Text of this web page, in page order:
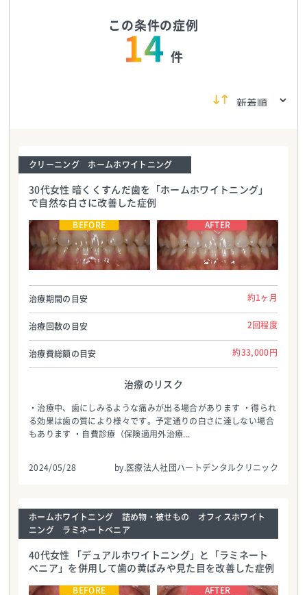
この条件の症例
14 件
クリーニング ホームホワイトニング
30代女性 暗くくすんだ歯を「ホームホワイトニング」
で自然な白さに改善した症例
医療法人社団ハートデンタルクリニック
TEL:0986587700
医療法人社団ハートデンタルクリニック
TEL:0986587700
治療期間の目安 約1ヶ月
治療回数の目安 2回程度
治療費総額の目安 約33,000円
治療のリスク
・治療中、歯にしみるような痛みが出る場合があります ・得られ
る効果は歯の質により様々です。予定通りの白さに達しない場合
もあります ・自費診療（保険適用外治療...
2024/05/28 by.医療法人社団ハートデンタルクリニック
ホームホワイトニング 詰め物・被せもの オフィスホワイト
ニング ラミネートベニア
40代女性 「デュアルホワイトニング」と「ラミネート
べニア」を併用して歯の黄ばみや見た目を改善した症例